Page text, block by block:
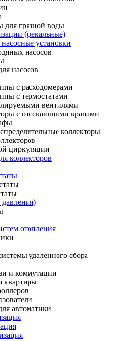
для грязной воды
(фекальные)
установки
насосов
насосов
с расходомерами
с термостатами
вентилями
с отсекающими кранами
коллекторы
циркуляции
коллекторов
давления)
отопления
удаленного сбора
и коммутации
квартиры
автоматики